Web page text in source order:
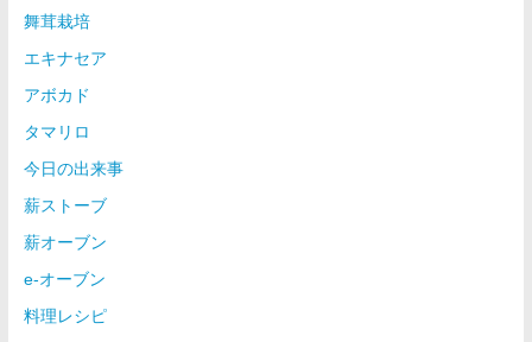
舞茸栽培
エキナセア
アボカド
タマリロ
今日の出来事
薪ストーブ
薪オーブン
e-オーブン
料理レシピ